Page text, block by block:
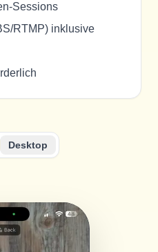
Sessions
RTMP) inklusive
Desktop